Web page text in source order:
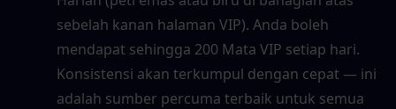
sebelah kanan halaman VIP). Anda boleh
mendapat sehingga 200 Mata VIP setiap hari.
Konsistensi akan terkumpul dengan cepat — ini
adalah sumber percuma terbaik untuk semua